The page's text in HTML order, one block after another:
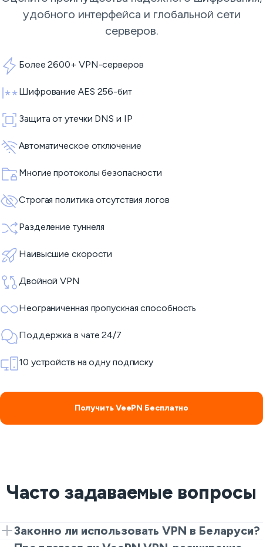
удобного интерфейса и глобальной сети
серверов.
Более 2600+ VPN-серверов
Шифрование AES 256-бит
Защита от утечки DNS и IP
Автоматическое отключение
Многие протоколы безопасности
Строгая политика отсутствия логов
Разделение туннеля
Наивысшие скорости
Двойной VPN
Неограниченная пропускная способность
Поддержка в чате 24/7
10 устройств на одну подписку
Получить VeePN Бесплатно
Часто задаваемые вопросы
Законно ли использовать VPN в Беларуси?